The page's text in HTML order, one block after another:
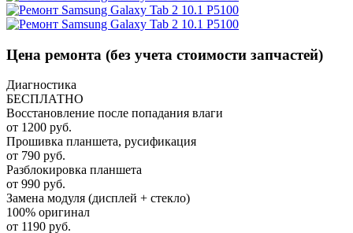
Цена ремонта (без учета стоимости запчастей)
Диагностика
БЕСПЛАТНО
Восстановление после попадания влаги
от 1200 руб.
Прошивка планшета, русификация
от 790 руб.
Разблокировка планшета
от 990 руб.
Замена модуля (дисплей + стекло)
100% оригинал
от 1190 руб.